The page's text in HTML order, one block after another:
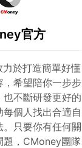
官方
於打造簡單好懂
，希望陪你一步步
不斷研發更好的
個人找出合適自
。只要你有任何關
題，CMoney團隊